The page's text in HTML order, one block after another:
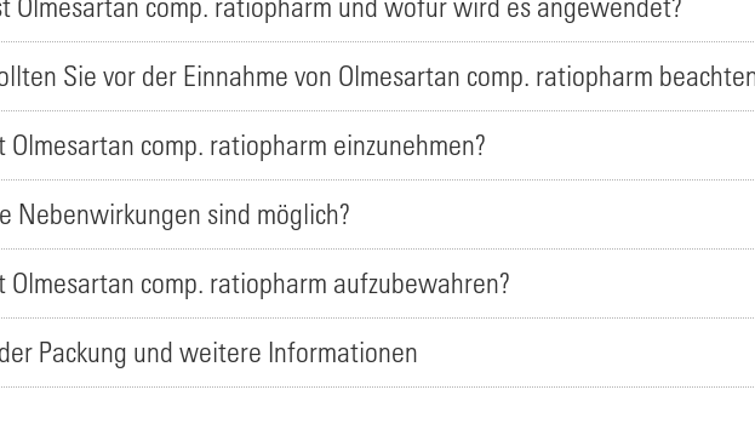
Olmesartan comp. ratiopharm und wofür wird es angewendet?
Sie vor der Einnahme von Olmesartan comp. ratiopharm
Olmesartan comp. ratiopharm einzunehmen?
Nebenwirkungen sind möglich?
Olmesartan comp. ratiopharm aufzubewahren?
Packung und weitere Informationen